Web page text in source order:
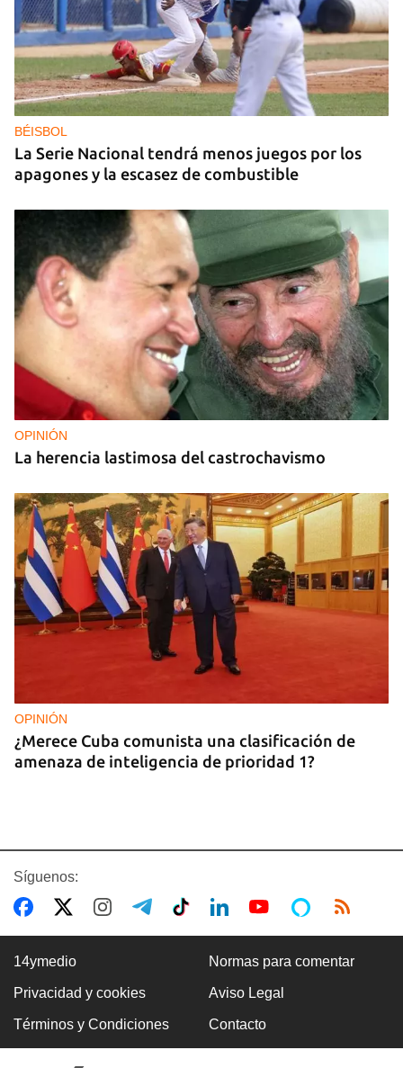
GAS
Los puntos de ProGas vuelven a cerrar en La
Habana tras agotarse las balitas de gas en
dólares
BÉISBOL
La Serie Nacional tendrá menos juegos por los
apagones y la escasez de combustible
OPINIÓN
La herencia lastimosa del castrochavismo
OPINIÓN
¿Merece Cuba comunista una clasificación de
amenaza de inteligencia de prioridad 1?
EE UU
El Senado confirma a Todd Blanche, ex abogado
Síguenos:
14ymedio Normas para comentar
Privacidad y cookies Aviso Legal
Términos y Condiciones Contacto